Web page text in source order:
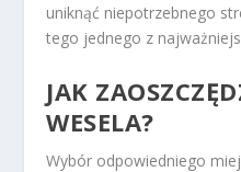
uniknąć niepotrzebnego
tego jednego z
JAK
WESELA?
Wybór odpowiedniego